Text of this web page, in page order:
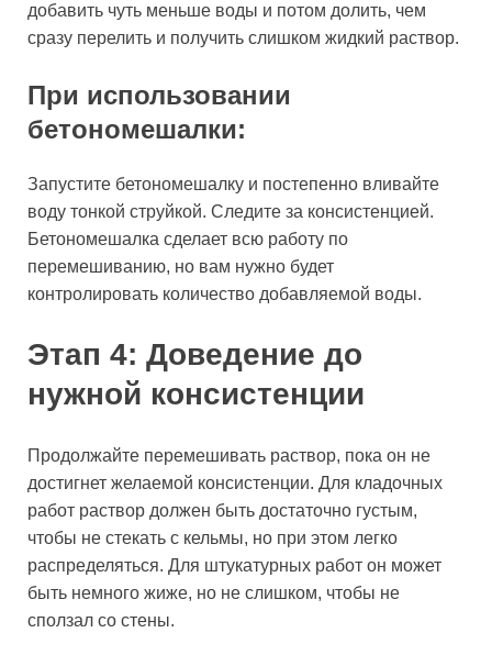
добавить чуть меньше воды и потом долить, чем
сразу перелить и получить слишком жидкий раствор.
При использовании
бетономешалки:
Запустите бетономешалку и постепенно вливайте
воду тонкой струйкой. Следите за консистенцией.
Бетономешалка сделает всю работу по
перемешиванию, но вам нужно будет
контролировать количество добавляемой воды.
Этап 4: Доведение до
нужной консистенции
Продолжайте перемешивать раствор, пока он не
достигнет желаемой консистенции. Для кладочных
работ раствор должен быть достаточно густым,
чтобы не стекать с кельмы, но при этом легко
распределяться. Для штукатурных работ он может
быть немного жиже, но не слишком, чтобы не
сползал со стены.